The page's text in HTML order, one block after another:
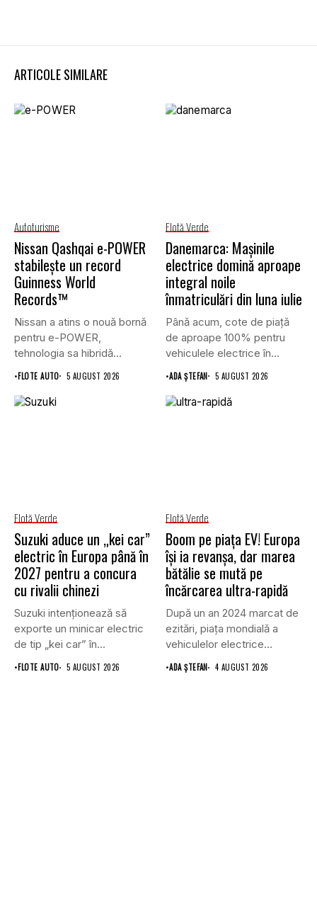
ARTICOLE SIMILARE
Autoturisme
Nissan Qashqai e-POWER
stabilește un record
Guinness World
Records™
Nissan a atins o nouă bornă
pentru e-POWER,
tehnologia sa hibridă
unică,...
•FLOTE AUTO 5 AUGUST 2026
Flotă Verde
Danemarca: Mașinile
electrice domină aproape
integral noile
înmatriculări din luna iulie
Până acum, cote de piață
de aproape 100% pentru
vehiculele electrice în...
•ADA ȘTEFAN 5 AUGUST 2026
Flotă Verde
Suzuki aduce un „kei car”
electric în Europa până în
2027 pentru a concura
cu rivalii chinezi
Suzuki intenționează să
exporte un minicar electric
de tip „kei car” în...
•FLOTE AUTO 5 AUGUST 2026
Flotă Verde
Boom pe piața EV! Europa
își ia revanșa, dar marea
bătălie se mută pe
încărcarea ultra-rapidă
După un an 2024 marcat de
ezitări, piața mondială a
vehiculelor electrice...
•ADA ȘTEFAN 4 AUGUST 2026